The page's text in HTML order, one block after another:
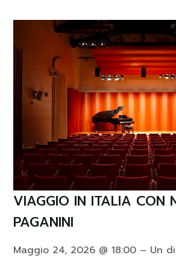
VIAGGIO IN ITALIA CON
PAGANINI
Maggio 24, 2026 @ 18:00 – Un